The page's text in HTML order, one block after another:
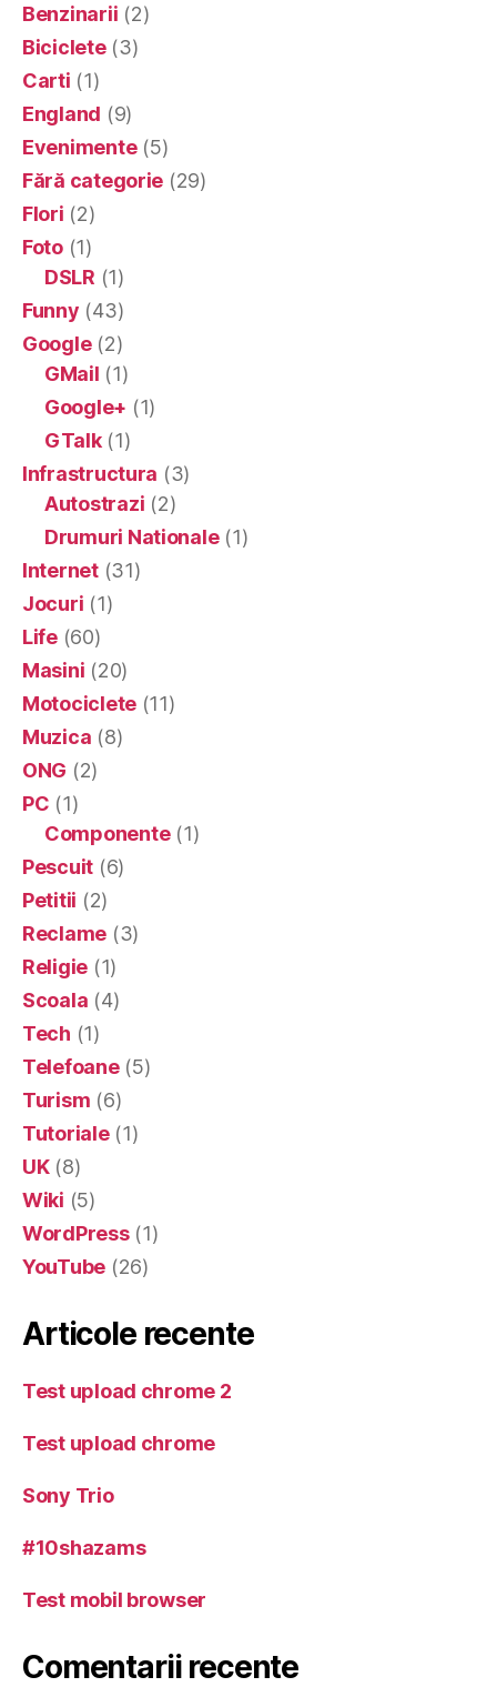
Benzinarii (2)
Biciclete(3)
Carti (1)
England (9)
Evenimente(5)
Fără categorie (29)
Flori (2)
Foto(1)
DSLR (1)
Funny (43)
Google(2)
GMail (1)
Google+ (1)
GTalk(1)
Infrastructura (3)
Autostrazi (2)
Drumuri Nationale(1)
Internet(31)
Jocuri (1)
Life(60)
Masini (20)
Motociclete (11)
Muzica (8)
ONG (2)
PC (1)
Componente(1)
Pescuit (6)
Petitii (2)
Reclame (3)
Religie (1)
Scoala (4)
Tech (1)
Telefoane(5)
Turism (6)
Tutoriale(1)
UK(8)
Wiki (5)
WordPress(1)
YouTube (26)
Articole recente
Test upload chrome 2
Test upload chrome
Sony Trio
#10shazams
Test mobil browser
Comentarii recente